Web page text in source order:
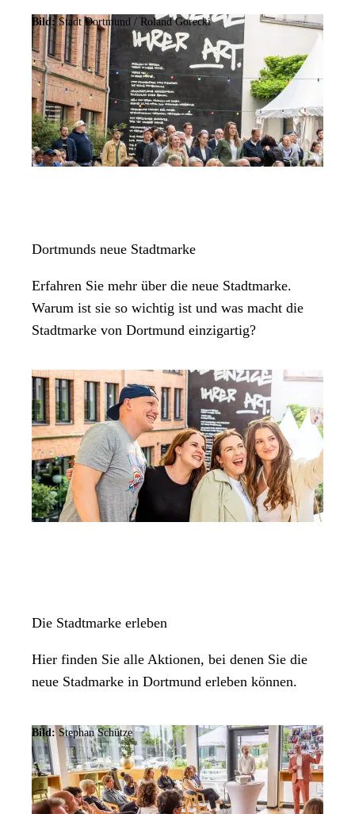
Bild: Stadt Dortmund / Roland Gorecki
Dortmunds neue Stadtmarke
Erfahren Sie mehr über die neue Stadtmarke.
Warum ist sie so wichtig ist und was macht die
Stadtmarke von Dortmund einzigartig?
Die Stadtmarke erleben
Hier finden Sie alle Aktionen, bei denen Sie die
neue Stadmarke in Dortmund erleben können.
Bild: Stephan Schütze